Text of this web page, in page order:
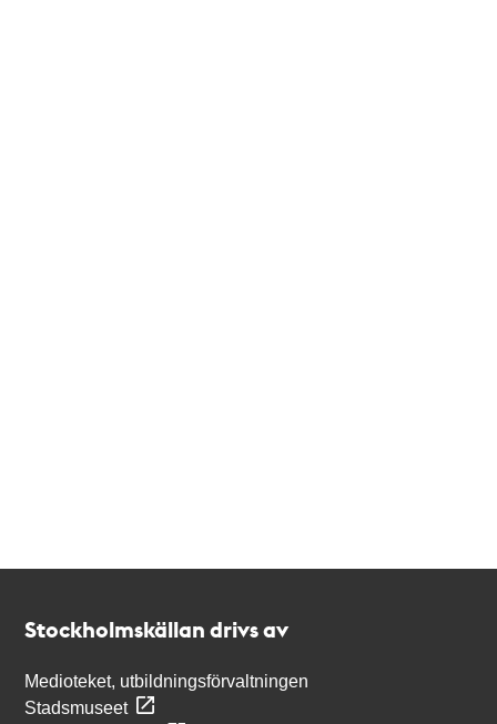
Stockholmskällan drivs av
Medioteket, utbildningsförvaltningen
Stadsmuseet